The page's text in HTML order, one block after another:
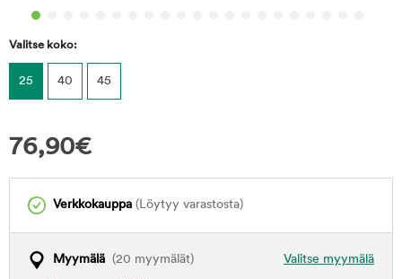
Valitse koko:
25 40 45
76,90€
Verkkokauppa (Löytyy varastosta)
Valitse myymälä
Myymälä (20 myymälät)